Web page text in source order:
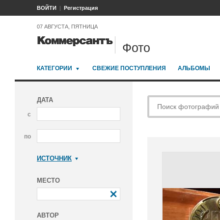
ВОЙТИ Регистрация
07 АВГУСТА, ПЯТНИЦА
Фото
КАТЕГОРИИ СВЕЖИЕ ПОСТУПЛЕНИЯ АЛЬБОМЫ
ДАТА
с
по
ИСТОЧНИК
МЕСТО
АВТОР